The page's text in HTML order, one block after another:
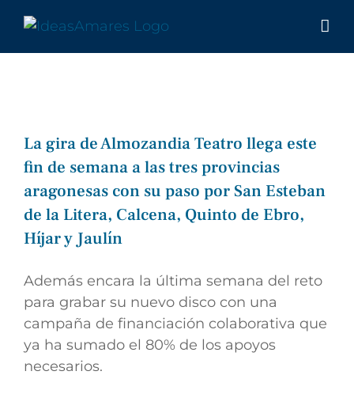
contenido
La gira de Almozandia Teatro llega este
fin de semana a las tres provincias
aragonesas con su paso por San Esteban
de la Litera, Calcena, Quinto de Ebro,
Híjar y Jaulín
Además encara la última semana del reto
para grabar su nuevo disco con una
campaña de financiación colaborativa que
ya ha sumado el 80% de los apoyos
necesarios.